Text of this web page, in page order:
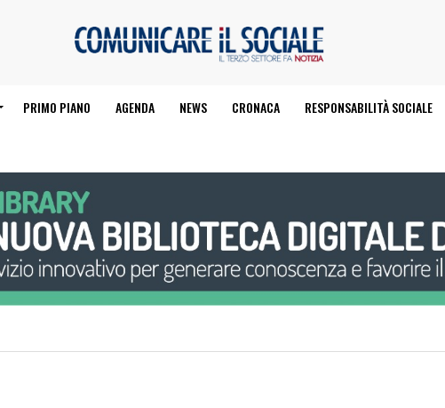
PRIMO PIANO AGENDA NEWS CRONACA RESPONSABILITÀ SOCIALE